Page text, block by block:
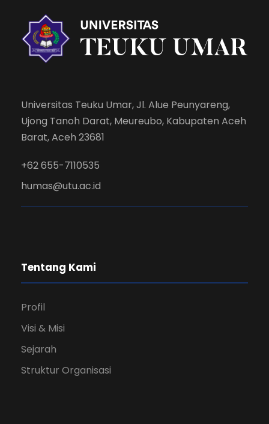
Universitas Teuku Umar, Jl. Alue Peunyareng,
Ujong Tanoh Darat, Meureubo, Kabupaten Aceh
Barat, Aceh 23681
+62 655-7110535
humas@utu.ac.id
Tentang Kami
Profil
Visi & Misi
Sejarah
Struktur Organisasi